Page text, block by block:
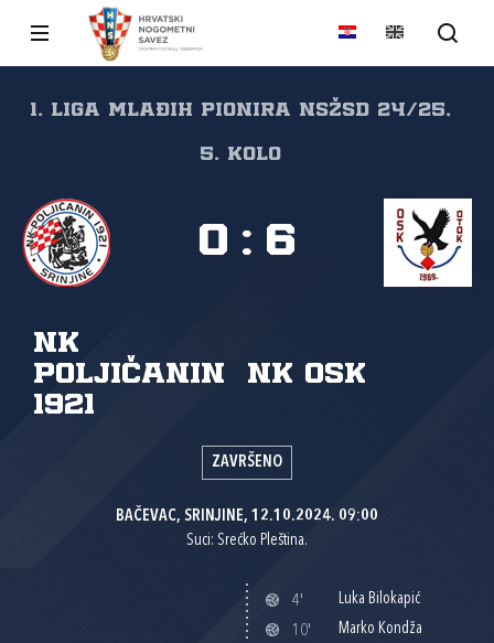
1. liga mlađih pionira NSŽSD 24/25,
5. kolo
NK
Poljičanin
1921
NK OSK
0 : 6
ZAVRŠENO
BAČEVAC, SRINJINE, 12.10.2024. 09:00
Suci: Srećko Pleština.
4'
Luka Bilokapić
10'
Marko Kondža